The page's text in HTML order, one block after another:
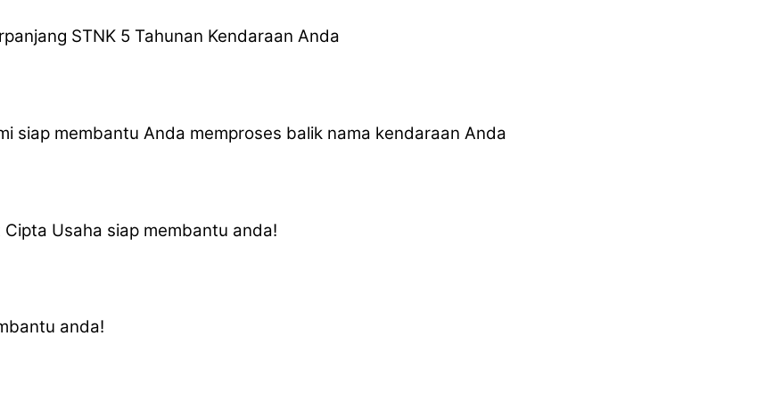
STNK 5 Tahunan Kendaraan Anda
siap membantu Anda memproses balik nama kendaraan Anda
Usaha siap membantu anda!
anda!